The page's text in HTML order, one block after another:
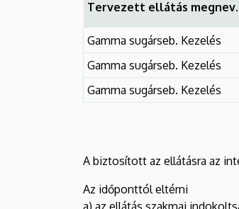
Tervezett ellátás megnev.
Gamma sugárseb. Kezelés
Gamma sugárseb. Kezelés
Gamma sugárseb. Kezelés
A biztosított az ellátásra az
Az időponttól eltérni
a) az ellátás szakmai